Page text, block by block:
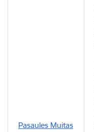
Pasaules Muitas